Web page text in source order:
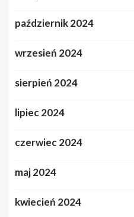
październik 2024
wrzesień 2024
sierpień 2024
lipiec 2024
czerwiec 2024
maj 2024
kwiecień 2024